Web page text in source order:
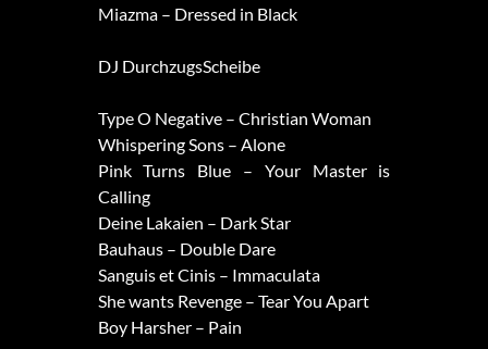
Miazma – Dressed in Black
DJ DurchzugsScheibe
Type O Negative – Christian Woman
Whispering Sons – Alone
Pink Turns Blue – Your Master is
Calling
Deine Lakaien – Dark Star
Bauhaus – Double Dare
Sanguis et Cinis – Immaculata
She wants Revenge – Tear You Apart
Boy Harsher – Pain